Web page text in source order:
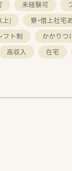
未経験可
上) 寮・借上社宅
フト制 かかりつ
高収入 在宅